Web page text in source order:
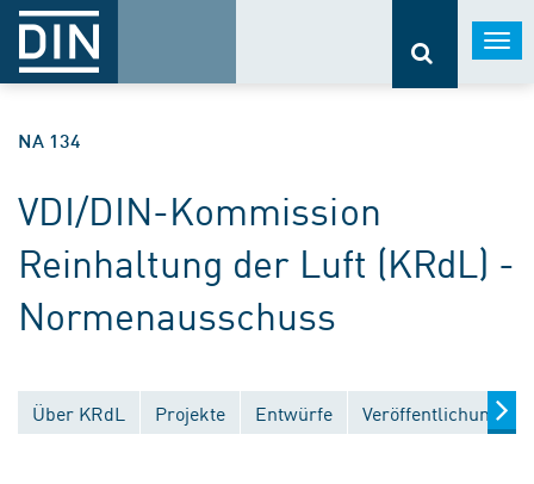
NA 134
VDI/DIN-Kommission
Reinhaltung der Luft (KRdL) -
Normenausschuss
Über KRdL Projekte Entwürfe Veröffentlichungen